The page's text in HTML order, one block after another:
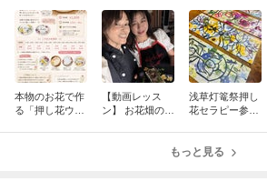
本物のお花で作
る「押し花ウェ
【動画レッス
ン】 お花畑のよ
浅草灯篭祭押し
花セラピー参加
もっと見る